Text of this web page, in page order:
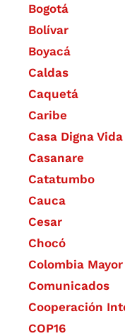
Bogotá
Bolívar
Boyacá
Caldas
Caquetá
Caribe
Casa Digna
Casanare
Catatumbo
Cauca
Cesar
Chocó
Colombia Mayor
Comunicados
Cooperación
COP16